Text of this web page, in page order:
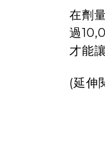
在劑
過
才能
(延伸